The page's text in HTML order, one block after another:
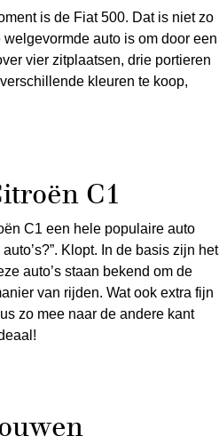
is de Fiat 500. Dat is niet zo
auto is om door een
vier zitplaatsen, drie portieren
kleuren te koop,
C1
C1 een hele populaire auto
Klopt. In de basis zijn het
auto’s staan bekend om de
van rijden. Wat ook extra fijn
zo mee naar de andere kant